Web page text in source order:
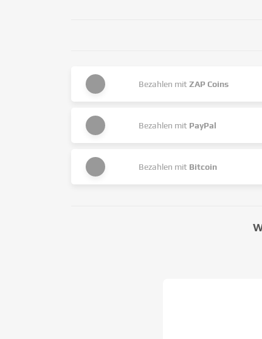
Bezahlen mitZAP Coins
Bezahlen mit PayPal
Bezahlen mit Bitcoin